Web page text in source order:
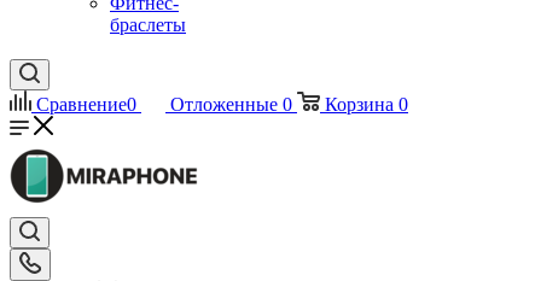
браслеты
Сравнение0 Отложенные 0 Корзина 0